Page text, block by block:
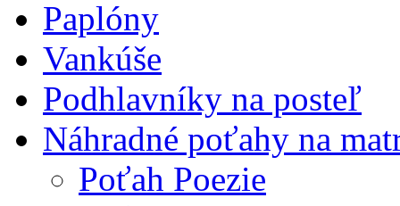
Paplóny
Vankúše
Podhlavníky na posteľ
Náhradné poťahy na
Poťah Poezie